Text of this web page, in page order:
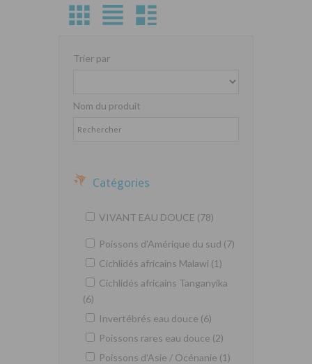
Trier par
Nom du produit
Catégories
VIVANT EAU DOUCE (78)
Poissons d'Amérique du sud (7)
Cichlidés africains Malawi (1)
Cichlidés africains Tanganyika
(6)
Invertébrés eau douce (6)
Poissons rares eau douce (2)
Poissons d'Asie / Océnanie (1)